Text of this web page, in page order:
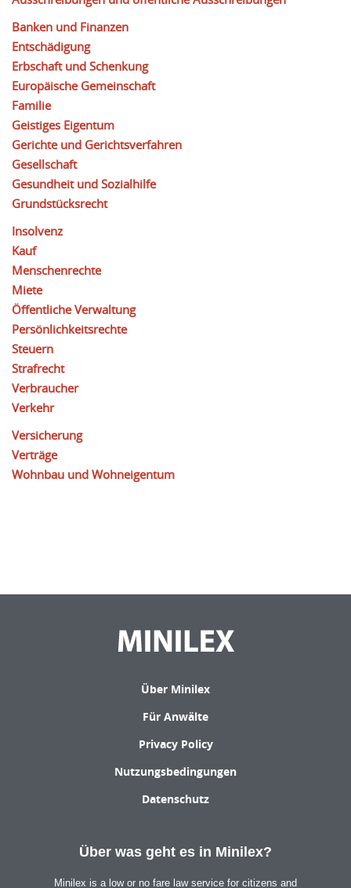
Banken und Finanzen
Entschädigung
Erbschaft und Schenkung
Europäische Gemeinschaft
Familie
Geistiges Eigentum
Gerichte und Gerichtsverfahren
Gesellschaft
Gesundheit und Sozialhilfe
Grundstücksrecht
Insolvenz
Kauf
Menschenrechte
Miete
Öffentliche Verwaltung
Persönlichkeitsrechte
Steuern
Strafrecht
Verbraucher
Verkehr
Versicherung
Verträge
Wohnbau und Wohneigentum
Über Minilex
Für Anwälte
Privacy Policy
Nutzungsbedingungen
Datenschutz
Über was geht es in Minilex?
Minilex is a low or no fare law service for citizens and